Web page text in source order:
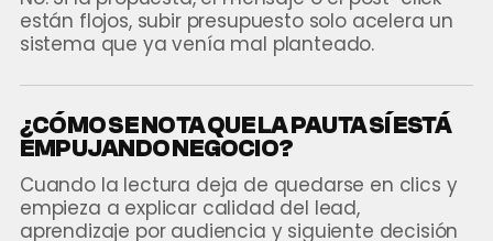
están flojos, subir presupuesto solo acelera un
sistema que ya venía mal planteado.
¿CÓMO SE NOTA QUE LA PAUTA SÍ ESTÁ
EMPUJANDO NEGOCIO?
Cuando la lectura deja de quedarse en clics y
empieza a explicar calidad del lead,
aprendizaje por audiencia y siguiente decisión